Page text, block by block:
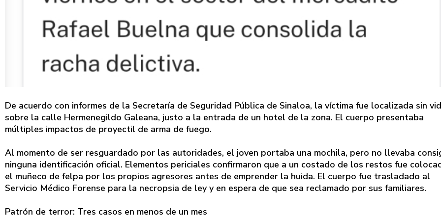
De acuerdo con informes de la Secretaría de Seguridad Pública de Sinaloa, la víctima fue localizada sin
sobre la calle Hermenegildo Galeana, justo a la entrada de un hotel de la zona. El cuerpo presentaba
múltiples impactos de proyectil de arma de fuego.
Al momento de ser resguardado por las autoridades, el joven portaba una mochila, pero no llevaba
ninguna identificación oficial. Elementos periciales confirmaron que a un costado de los restos fue
el muñeco de felpa por los propios agresores antes de emprender la huida. El cuerpo fue trasladado al
Servicio Médico Forense para la necropsia de ley y en espera de que sea reclamado por sus familiares.
Patrón de terror: Tres casos en menos de un mes